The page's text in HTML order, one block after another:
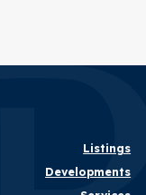
Listings
Developments